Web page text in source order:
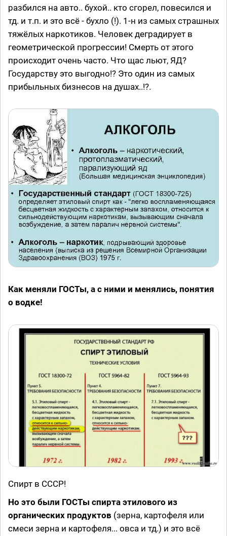
разбился на авто.. бухой.. кто сгорел, повесился и
тд. и т.п. и это всё - бухло (!). 1-н из самых страшных
тяжёлых наркотиков. Человек деградирует в
геометрической прогрессии! Смерть от этого
происходит очень часто. Что щас льют, ЯД?
Государству это выгодно!? Это один из самых
прибыльных бизнесов на душах..!?.
Как меняли ГОСТы, а с ними и менялись, понятия
о водке!
Спирт в СССР!
Но это были ГОСТы спирта этилового из
органических продуктов (зерна, картофеля или
смеси зерна и картофеля... овса и тд.) и это всё